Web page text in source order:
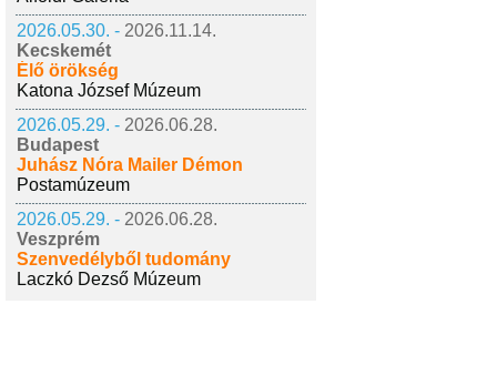
2026.05.30. - 2026.11.14.
Kecskemét
Élő örökség
Katona József Múzeum
2026.05.29. - 2026.06.28.
Budapest
Juhász Nóra Mailer Démon
Postamúzeum
2026.05.29. - 2026.06.28.
Veszprém
Szenvedélyből tudomány
Laczkó Dezső Múzeum